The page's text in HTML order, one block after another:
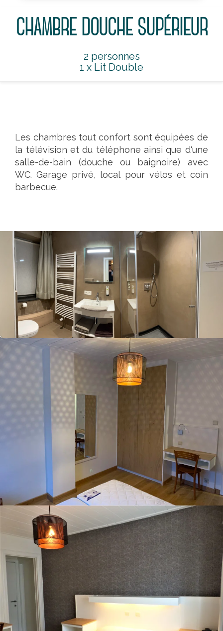
CHAMBRE DOUCHE SUPÉRIEUR
2 personnes
1 x Lit Double
Les chambres tout confort sont équipées de
la télévision et du téléphone ainsi que d'une
salle-de-bain (douche ou baignoire) avec
WC. Garage privé, local pour vélos et coin
barbecue.